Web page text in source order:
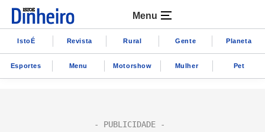
Menu
IstoÉ Revista Rural Gente Planeta
Esportes Menu Motorshow Mulher Pet